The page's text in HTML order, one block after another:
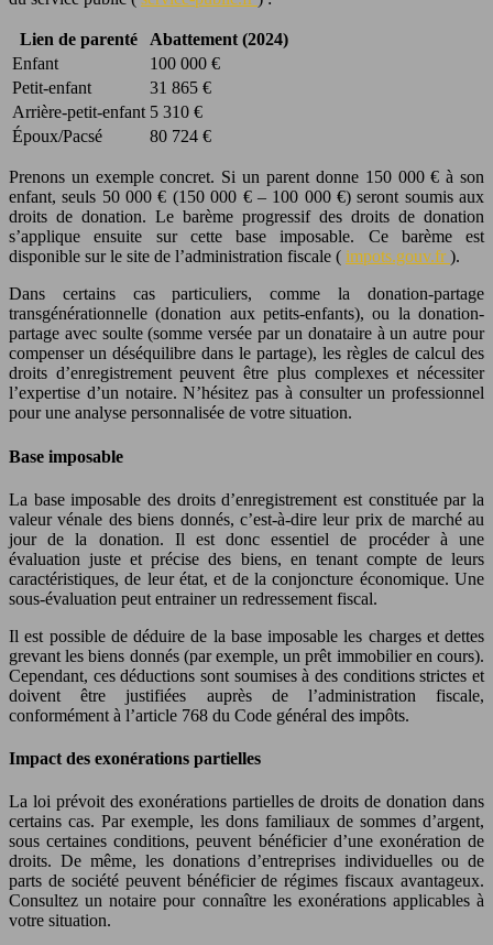
Lien de parenté
Abattement (2024)
Enfant
100 000 €
Petit-enfant
31 865 €
Arrière-petit-enfant 5 310 €
Époux/Pacsé
80 724 €
Prenons un exemple concret. Si un parent donne 150 000 € à son
enfant, seuls 50 000 € (150 000 € – 100 000 €) seront soumis aux
droits de donation. Le barème progressif des droits de donation
s’applique ensuite sur cette base imposable. Ce barème est
disponible sur le site de l’administration fiscale ( impots.gouv.fr).
Dans certains cas particuliers, comme la donation-partage
transgénérationnelle (donation aux petits-enfants), ou la donation-
partage avec soulte (somme versée par un donataire à un autre pour
compenser un déséquilibre dans le partage), les règles de calcul des
droits d’enregistrement peuvent être plus complexes et nécessiter
l’expertise d’un notaire. N’hésitez pas à consulter un professionnel
pour une analyse personnalisée de votre situation.
Base imposable
La base imposable des droits d’enregistrement est constituée par la
valeur vénale des biens donnés, c’est-à-dire leur prix de marché au
jour de la donation. Il est donc essentiel de procéder à une
évaluation juste et précise des biens, en tenant compte de leurs
caractéristiques, de leur état, et de la conjoncture économique. Une
sous-évaluation peut entrainer un redressement fiscal.
Il est possible de déduire de la base imposable les charges et dettes
grevant les biens donnés (par exemple, un prêt immobilier en cours).
Cependant, ces déductions sont soumises à des conditions strictes et
doivent être justifiées auprès de l’administration fiscale,
conformément à l’article 768 du Code général des impôts.
Impact des exonérations partielles
La loi prévoit des exonérations partielles de droits de donation dans
certains cas. Par exemple, les dons familiaux de sommes d’argent,
sous certaines conditions, peuvent bénéficier d’une exonération de
droits. De même, les donations d’entreprises individuelles ou de
parts de société peuvent bénéficier de régimes fiscaux avantageux.
Consultez un notaire pour connaître les exonérations applicables à
votre situation.